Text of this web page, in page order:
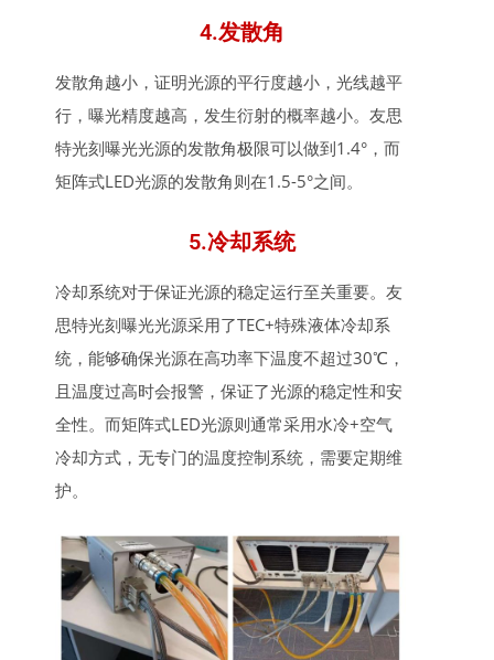
4.发散角
发散角越小，证明光源的平行度越小，光线越平
行，曝光精度越高，发生衍射的概率越小。友思
特光刻曝光光源的发散角极限可以做到1.4°，而
矩阵式LED光源的发散角则在1.5-5°之间。
5.冷却系统
冷却系统对于保证光源的稳定运行至关重要。友
思特光刻曝光光源采用了TEC+特殊液体冷却系
统，能够确保光源在高功率下温度不超过30℃，
且温度过高时会报警，保证了光源的稳定性和安
全性。而矩阵式LED光源则通常采用水冷+空气
冷却方式，无专门的温度控制系统，需要定期维
护。